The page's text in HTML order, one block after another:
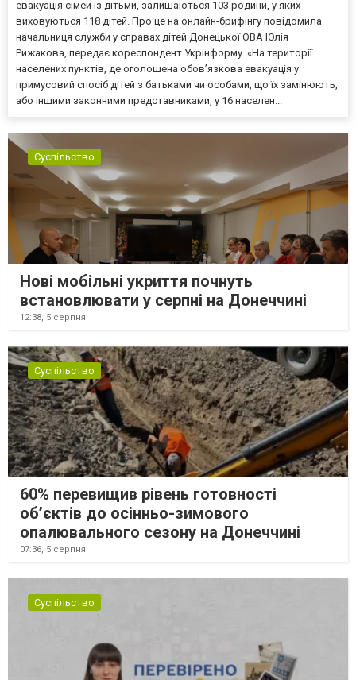
евакуація сімей із дітьми, залишаються 103 родини, у яких
виховуються 118 дітей. Про це на онлайн-брифінгу повідомила
начальниця служби у справах дітей Донецької ОВА Юлія
Рижакова, передає кореспондент Укрінформу. «На території
населених пунктів, де оголошена обов’язкова евакуація у
примусовий спосіб дітей з батьками чи особами, що їх замінюють,
або іншими законними представниками, у 16 населен...
Суспільство
Нові мобільні укриття почнуть
встановлювати у серпні на Донеччині
12:38, 5 серпня
Суспільство
60% перевищив рівень готовності
об’єктів до осінньо-зимового
опалювального сезону на Донеччині
07:36, 5 серпня
Суспільство